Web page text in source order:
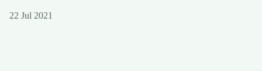
22 Jul 2021